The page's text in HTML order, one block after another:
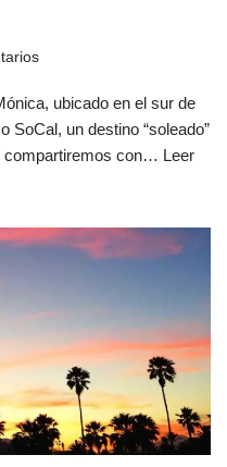
ubicado en el sur de
SoCal, un destino “soleado”
compartiremos con… Leer